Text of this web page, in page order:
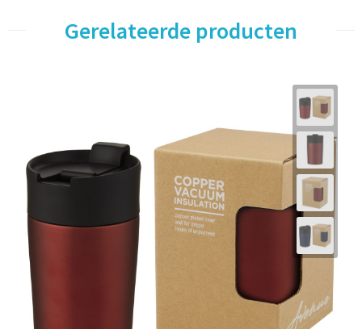
Gerelateerde producten